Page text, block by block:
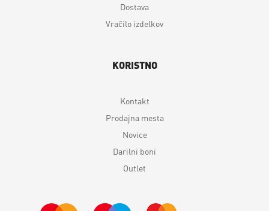
Dostava
Vračilo izdelkov
KORISTNO
Kontakt
Prodajna mesta
Novice
Darilni boni
Outlet